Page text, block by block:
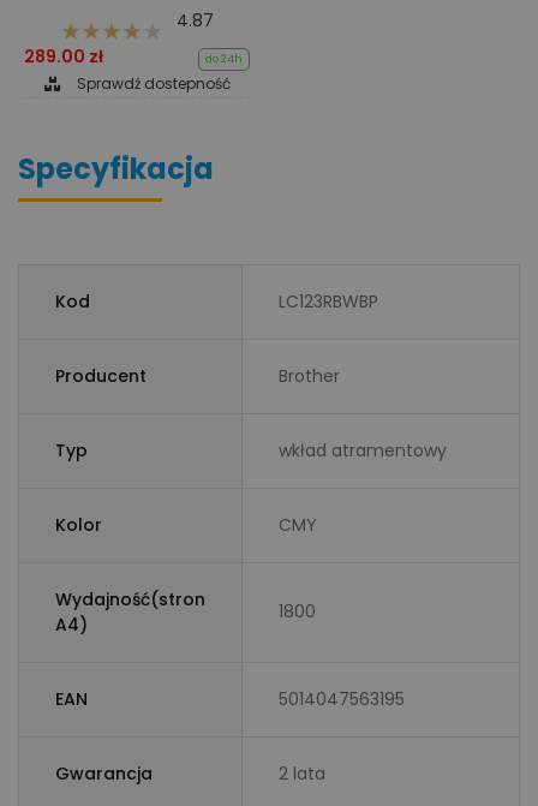
4.87
289.00 zł
do 24h
Sprawdź dostepność
Specyfikacja
Kod LC123RBWBP
Producent Brother
Typ wkład atramentowy
Kolor CMY
Wydajność(stron
A4)
1800
EAN 5014047563195
Gwarancja 2 lata